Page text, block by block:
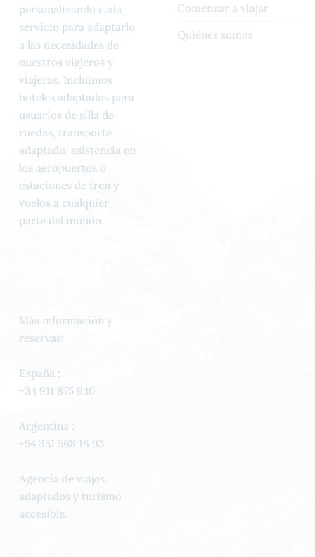
personalizando cada
servicio para adaptarlo
a las necesidades de
nuestros viajeros y
viajeras. Incluimos
hoteles adaptados para
usuarios de silla de
ruedas, transporte
adaptado, asistencia en
los aeropuertos o
estaciones de tren y
vuelos a cualquier
parte del mundo.
Comenzar a viajar
Quiénes somos
Más información y
reservas:
España :
+34 911 875 940
Argentina :
+54 351 568 18 93
Agencia de viajes
adaptados y turismo
accesible.